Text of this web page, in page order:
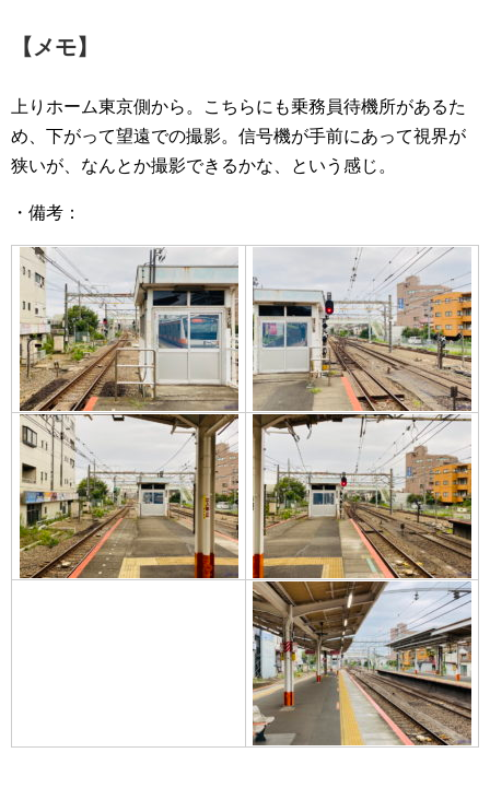
【メモ】
上りホーム東京側から。こちらにも乗務員待機所があるた
め、下がって望遠での撮影。信号機が手前にあって視界が
狭いが、なんとか撮影できるかな、という感じ。
・備考：